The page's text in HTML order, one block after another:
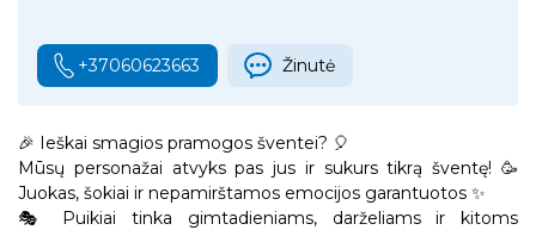
+37060623663 Žinutė
🎉 Ieškai smagios pramogos šventei? 🎈
Mūsų personažai atvyks pas jus ir sukurs tikrą šventę! 🥳
Juokas, šokiai ir nepamirštamos emocijos garantuotos ✨
🎭 Puikiai tinka gimtadieniams, darželiams ir kitoms